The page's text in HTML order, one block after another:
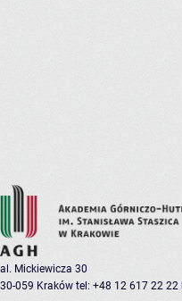
al. Mickiewicza 30
30-059 Kraków tel: +48 12 617 22 22